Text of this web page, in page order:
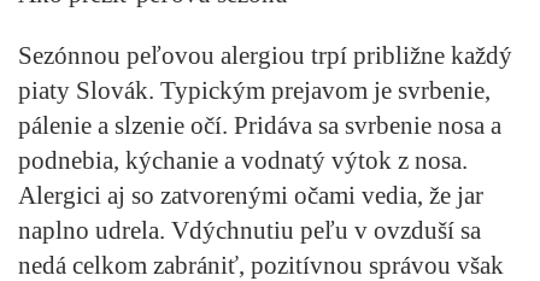
Sezónnou peľovou alergiou trpí približne každý
piaty Slovák. Typickým prejavom je svrbenie,
pálenie a slzenie očí. Pridáva sa svrbenie nosa a
podnebia, kýchanie a vodnatý výtok z nosa.
Alergici aj so zatvorenými očami vedia, že jar
naplno udrela. Vdýchnutiu peľu v ovzduší sa
nedá celkom zabrániť, pozitívnou správou však